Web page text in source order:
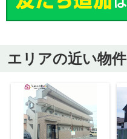
エリアの近い物件